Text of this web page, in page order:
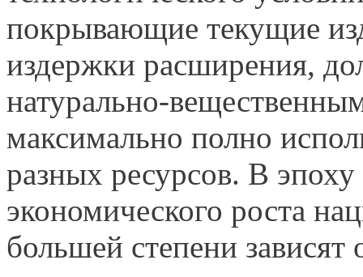
покрывающие текущие
издержки расширения,
натурально-
максимально полно
разных ресурсов. В
экономического роста
большей степени